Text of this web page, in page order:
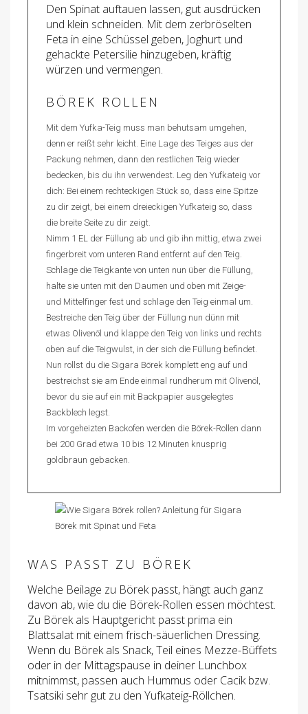
Den Spinat auftauen lassen, gut ausdrücken
und klein schneiden. Mit dem zerbröselten
Feta in eine Schüssel geben, Joghurt und
gehackte Petersilie hinzugeben, kräftig
würzen und vermengen.
BÖREK ROLLEN
Mit dem Yufka-Teig muss man behutsam umgehen,
denn er reißt sehr leicht. Eine Lage des Teiges aus der
Packung nehmen, dann den restlichen Teig wieder
bedecken, bis du ihn verwendest. Leg den Yufkateig vor
dich: Bei einem rechteckigen Stück so, dass eine Spitze
zu dir zeigt, bei einem dreieckigen Yufkateig so, dass
die breite Seite zu dir zeigt.
Nimm 1 EL der Füllung ab und gib ihn mittig, etwa zwei
fingerbreit vom unteren Rand entfernt auf den Teig.
Schlage die Teigkante von unten nun über die Füllung,
halte sie unten mit den Daumen und oben mit Zeige-
und Mittelfinger fest und schlage den Teig einmal um.
Bestreiche den Teig über der Füllung nun dünn mit
etwas Olivenöl und klappe den Teig von links und rechts
oben auf die Teigwulst, in der sich die Füllung befindet.
Nun rollst du die Sigara Börek komplett eng auf und
bestreichst sie am Ende einmal rundherum mit Olivenöl,
bevor du sie auf ein mit Backpapier ausgelegtes
Backblech legst.
Im vorgeheizten Backofen werden die Börek-Rollen dann
bei 200 Grad etwa 10 bis 12 Minuten knusprig
goldbraun gebacken.
WAS PASST ZU BÖREK
Welche Beilage zu Börek passt, hängt auch ganz
davon ab, wie du die Börek-Rollen essen möchtest.
Zu Börek als Hauptgericht passt prima ein
Blattsalat mit einem frisch-säuerlichen Dressing.
Wenn du Börek als Snack, Teil eines Mezze-Büffets
oder in der Mittagspause in deiner Lunchbox
mitnimmst, passen auch Hummus oder Cacik bzw.
Tsatsiki sehr gut zu den Yufkateig-Röllchen.